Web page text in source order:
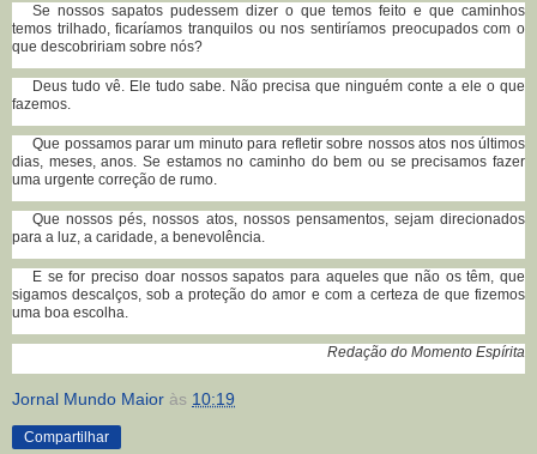
Se nossos sapatos pudessem dizer o que temos feito e que caminhos
temos trilhado, ficaríamos tranquilos ou nos sentiríamos preocupados com o
que descobririam sobre nós?
Deus tudo vê. Ele tudo sabe. Não precisa que ninguém conte a ele o que
fazemos.
Que possamos parar um minuto para refletir sobre nossos atos nos últimos
dias, meses, anos. Se estamos no caminho do bem ou se precisamos fazer
uma urgente correção de rumo.
Que nossos pés, nossos atos, nossos pensamentos, sejam direcionados
para a luz, a caridade, a benevolência.
E se for preciso doar nossos sapatos para aqueles que não os têm, que
sigamos descalços, sob a proteção do amor e com a certeza de que fizemos
uma boa escolha.
Redação do Momento Espírita
Jornal Mundo Maior às 10:19
Compartilhar